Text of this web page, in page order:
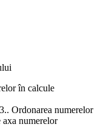
în calcule
Ordonarea numerelor
numerelor